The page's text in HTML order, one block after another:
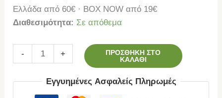
Ελλάδα από 60€ · BOX NOW από 19€
Διαθεσιμότητα: Σε απόθεμα
- +
ΠΡΟΣΘΉΚΗ ΣΤΟ
ΚΑΛΆΘΙ
Εγγυημένες Ασφαλείς Πληρωμές